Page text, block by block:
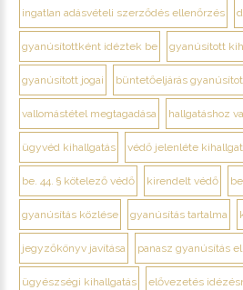
ingatlan adásvételi szerződés ellenőrzés
gyanúsítottként idéztek be gyanúsított
gyanúsított jogai büntetőeljárás
vallomástétel megtagadása hallgatáshoz
ügyvéd kihallgatás védő jelenléte
be. 44. § kötelező védő kirendelt védő
gyanúsítás közlése gyanúsítás tartalma
jegyzőkönyv javítása panasz gyanúsítás
ügyészségi kihallgatás elővezetés